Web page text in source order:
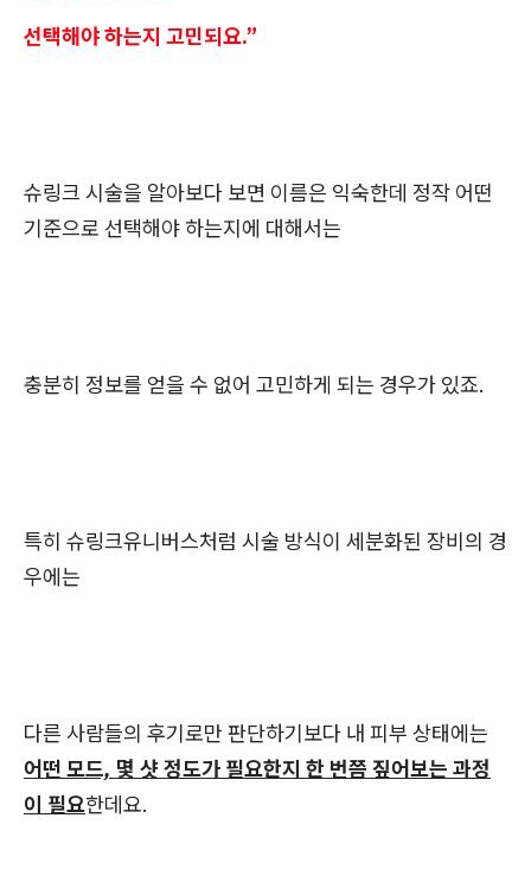
선택해야 하는지 고민되요.”
슈링크 시술을 알아보다 보면 이름은 익숙한데 정작 어떤
기준으로 선택해야 하는지에 대해서는
충분히 정보를 얻을 수 없어 고민하게 되는 경우가 있죠.
특히 슈링크유니버스처럼 시술 방식이 세분화된 장비의 경
우에는
다른 사람들의 후기로만 판단하기보다 내 피부 상태에는
어떤 모드, 몇 샷 정도가 필요한지 한 번쯤 짚어보는 과정
이 필요한데요.